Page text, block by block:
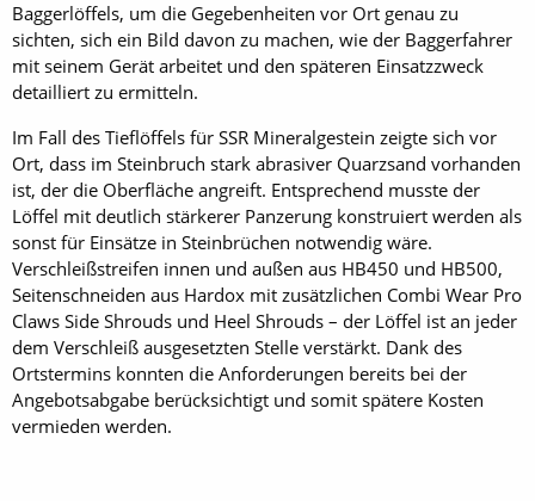
Baggerlöffels, um die Gegebenheiten vor Ort genau zu
sichten, sich ein Bild davon zu machen, wie der Baggerfahrer
mit seinem Gerät arbeitet und den späteren Einsatzzweck
detailliert zu ermitteln.
Im Fall des Tieflöffels für SSR Mineralgestein zeigte sich vor
Ort, dass im Steinbruch stark abrasiver Quarzsand vorhanden
ist, der die Oberfläche angreift. Entsprechend musste der
Löffel mit deutlich stärkerer Panzerung konstruiert werden als
sonst für Einsätze in Steinbrüchen notwendig wäre.
Verschleißstreifen innen und außen aus HB450 und HB500,
Seitenschneiden aus Hardox mit zusätzlichen Combi Wear Pro
Claws Side Shrouds und Heel Shrouds – der Löffel ist an jeder
dem Verschleiß ausgesetzten Stelle verstärkt. Dank des
Ortstermins konnten die Anforderungen bereits bei der
Angebotsabgabe berücksichtigt und somit spätere Kosten
vermieden werden.